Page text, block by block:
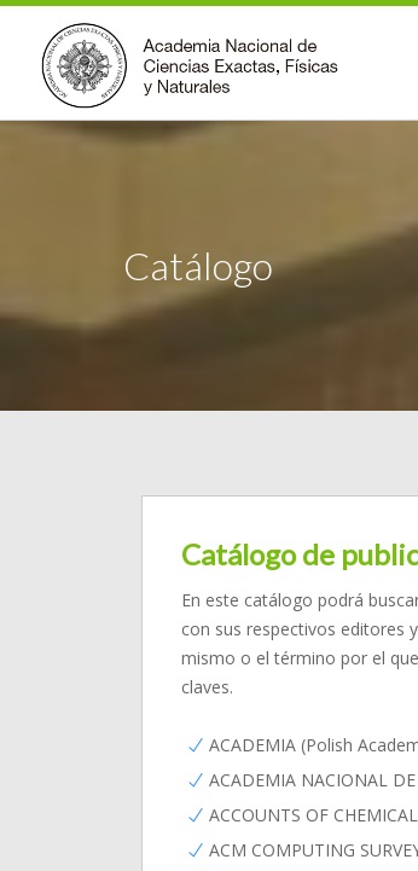
Catálogo
Catálogo de
En este catálogo podrá
con sus respectivos editores
mismo o el término por el
claves.
ACADEMIA (Polish
ACADEMIA NACIONAL
ACCOUNTS OF
ACM COMPUTING